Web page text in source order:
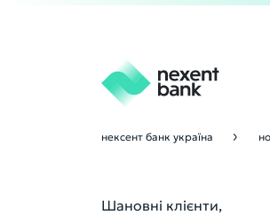
нексент банк україна
Шановні клієнти,